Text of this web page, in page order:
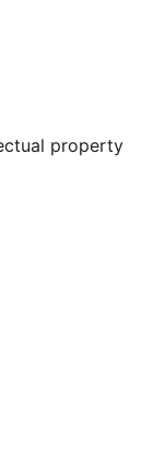
property